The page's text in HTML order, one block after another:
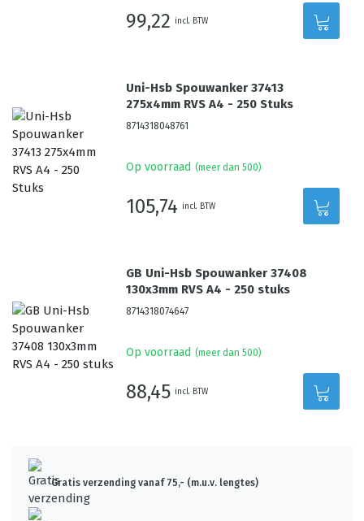
99,22 incl. BTW
Uni-Hsb Spouwanker 37413
275x4mm RVS A4 - 250 Stuks
8714318048761
Op voorraad (meer dan 500)
105,74 incl. BTW
GB Uni-Hsb Spouwanker 37408
130x3mm RVS A4 - 250 stuks
8714318074647
Op voorraad (meer dan 500)
88,45 incl. BTW
Gratis verzending vanaf 75,- (m.u.v. lengtes)